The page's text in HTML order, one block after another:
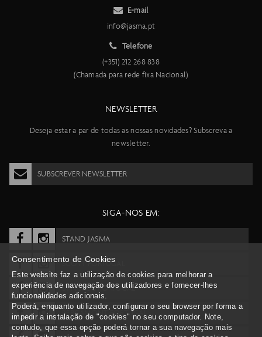
E-mail
info@jasma.pt
Telefone
(+351) 212 268 838
(Chamada para rede fixa Nacional)
NEWSLETTER
Deseja estar a par de todas as nossas novidades? Subscreva a
newsletter.
SUBSCREVER NEWSLETTER
SIGA-NOS EM:
STAND JASMA
SCOTT PORTUGAL
SYNCROS PORTUGAL
BERGAMONT PORTUGAL
Consentimento de Cookies
Este website faz a utilização de cookies para melhorar a
experiência de navegação dos utilizadores e fornecer-lhes
funcionalidades adicionais.
Poderá, enquanto utilizador, configurar o seu browser por forma a
impedir a instalação de "cookies" no seu computador. Note,
contudo, que essa opção poderá tornar a sua navegação mais